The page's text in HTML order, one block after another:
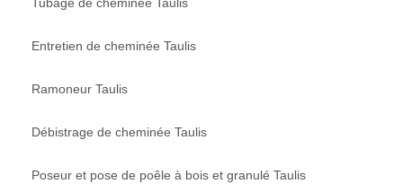
Entretien de cheminée Taulis
Ramoneur Taulis
Débistrage de cheminée Taulis
Poseur et pose de poêle à bois et granulé Taulis